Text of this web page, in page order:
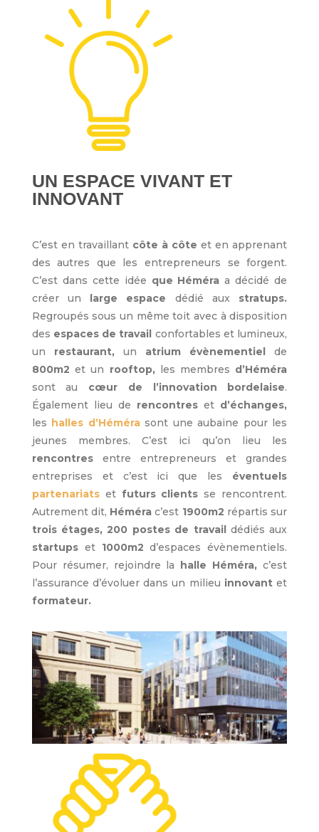
UN ESPACE VIVANT ET
INNOVANT
C’est en travaillant côte à côte et en apprenant
des autres que les entrepreneurs se forgent.
C’est dans cette idée que Héméra a décidé de
créer un large espace dédié aux stratups.
Regroupés sous un même toit avec à disposition
des espaces de travail confortables et lumineux,
un restaurant,un atrium évènementiel de
800m2 et un rooftop,les membres d’Héméra
sont au cœur de l’innovation bordelaise.
Également lieu de rencontres et d’échanges,
les halles d’Hémérasont une aubaine pour les
jeunes membres. C’est ici qu’on lieu les
rencontresentre entrepreneurs et grandes
entreprises et c’est ici que les éventuels
partenariatset futurs clients se rencontrent.
Autrement dit, Héméra c’est 1900m2 répartis sur
trois étages, 200 postes de travaildédiés aux
startupset 1000m2 d’espaces évènementiels.
Pour résumer, rejoindre la halle Héméra, c’est
l’assurance d’évoluer dans un milieu innovantet
formateur.